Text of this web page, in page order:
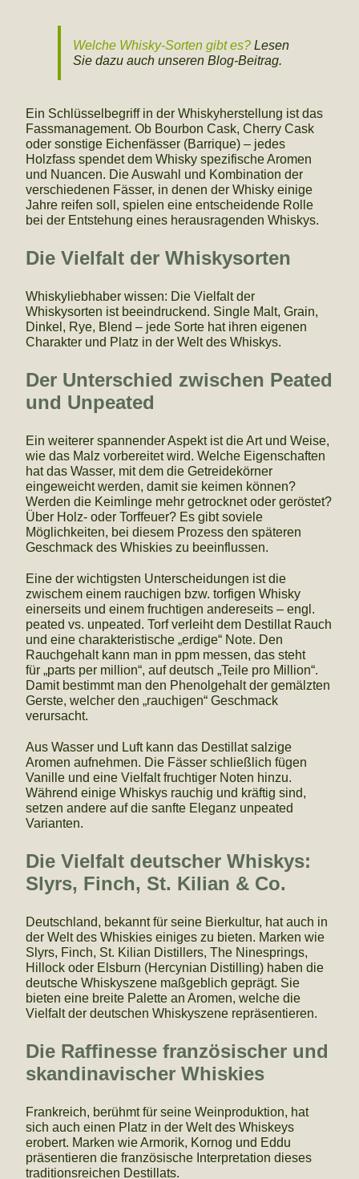
Welche Whisky-Sorten gibt es?Lesen
Sie dazu auch unseren Blog-Beitrag.
Ein Schlüsselbegriff in der Whiskyherstellung ist das
Fassmanagement. Ob Bourbon Cask, Cherry Cask
oder sonstige Eichenfässer (Barrique) – jedes
Holzfass spendet dem Whisky spezifische Aromen
und Nuancen. Die Auswahl und Kombination der
verschiedenen Fässer, in denen der Whisky einige
Jahre reifen soll, spielen eine entscheidende Rolle
bei der Entstehung eines herausragenden Whiskys.
Die Vielfalt der Whiskysorten
Whiskyliebhaber wissen: Die Vielfalt der
Whiskysorten ist beeindruckend. Single Malt, Grain,
Dinkel, Rye, Blend – jede Sorte hat ihren eigenen
Charakter und Platz in der Welt des Whiskys.
Der Unterschied zwischen Peated
und Unpeated
Ein weiterer spannender Aspekt ist die Art und Weise,
wie das Malz vorbereitet wird. Welche Eigenschaften
hat das Wasser, mit dem die Getreidekörner
eingeweicht werden, damit sie keimen können?
Werden die Keimlinge mehr getrocknet oder geröstet?
Über Holz- oder Torffeuer? Es gibt soviele
Möglichkeiten, bei diesem Prozess den späteren
Geschmack des Whiskies zu beeinflussen.
Eine der wichtigsten Unterscheidungen ist die
zwischem einem rauchigen bzw. torfigen Whisky
einerseits und einem fruchtigen andereseits – engl.
peated vs. unpeated. Torf verleiht dem Destillat Rauch
und eine charakteristische „erdige“ Note. Den
Rauchgehalt kann man in ppm messen, das steht
für „parts per million“, auf deutsch „Teile pro Million“.
Damit bestimmt man den Phenolgehalt der gemälzten
Gerste, welcher den „rauchigen“ Geschmack
verursacht.
Aus Wasser und Luft kann das Destillat salzige
Aromen aufnehmen. Die Fässer schließlich fügen
Vanille und eine Vielfalt fruchtiger Noten hinzu.
Während einige Whiskys rauchig und kräftig sind,
setzen andere auf die sanfte Eleganz unpeated
Varianten.
Die Vielfalt deutscher Whiskys:
Slyrs, Finch, St. Kilian & Co.
Deutschland, bekannt für seine Bierkultur, hat auch in
der Welt des Whiskies einiges zu bieten. Marken wie
Slyrs, Finch, St. Kilian Distillers, The Ninesprings,
Hillock oder Elsburn (Hercynian Distilling) haben die
deutsche Whiskyszene maßgeblich geprägt. Sie
bieten eine breite Palette an Aromen, welche die
Vielfalt der deutschen Whiskyszene repräsentieren.
Die Raffinesse französischer und
skandinavischer Whiskies
Frankreich, berühmt für seine Weinproduktion, hat
sich auch einen Platz in der Welt des Whiskeys
erobert. Marken wie Armorik, Kornog und Eddu
präsentieren die französische Interpretation dieses
traditionsreichen Destillats.